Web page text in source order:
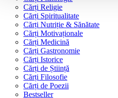
Cărți Religie
Cărți Spiritualitate
Cărți Nutriție & Sănătate
Cărți Motivaționale
Cărți Medicină
Cărți Gastronomie
Cărți Istorice
Cărți de Știință
Cărți Filosofie
Cărți de Poezii
Bestseller